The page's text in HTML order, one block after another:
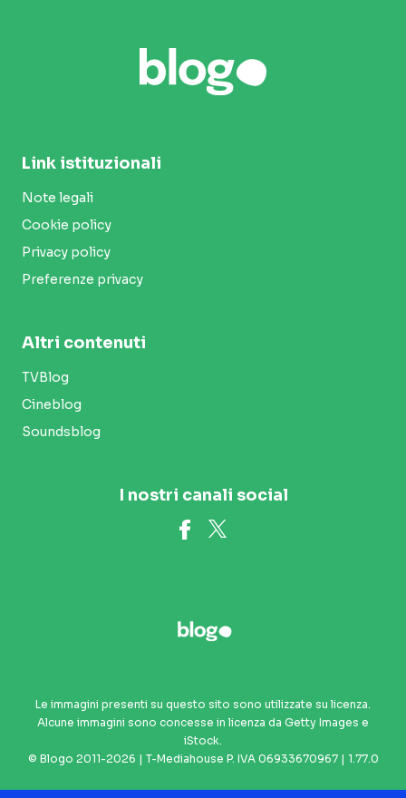
Link istituzionali
Note legali
Cookie policy
Privacy policy
Preferenze privacy
Altri contenuti
TVBlog
Cineblog
Soundsblog
I nostri canali social
Le immagini presenti su questo sito sono utilizzate su licenza.
Alcune immagini sono concesse in licenza da Getty Images e
iStock.
© Blogo 2011-2026 | T-Mediahouse P. IVA 06933670967 | 1.77.0